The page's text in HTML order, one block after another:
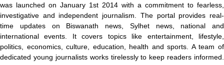
was launched on January 1st 2014 with a commitment to fearless,
investigative and independent journalism. The portal provides real-
time updates on Biswanath news, Sylhet news, national and
international events. It covers topics like entertainment, lifestyle,
politics, economics, culture, education, health and sports. A team of
dedicated young journalists works tirelessly to keep readers informed.